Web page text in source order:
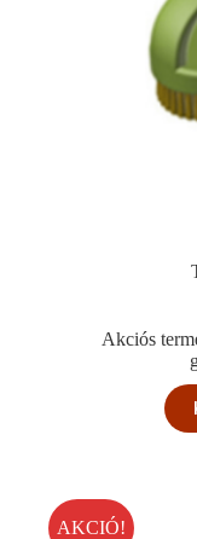
Akciós
AKCIÓ!